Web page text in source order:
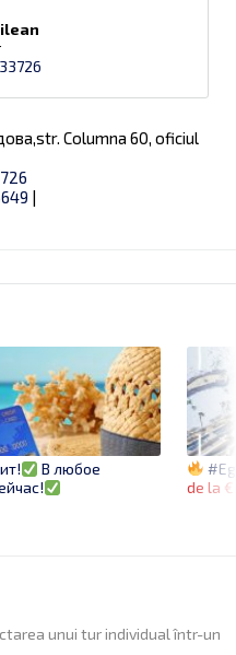
Columna 60, oficiul
|
de la €
В любое
unui tur individual într-un